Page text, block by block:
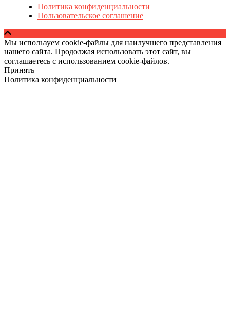
Политика конфиденциальности
Пользовательское соглашение
Мы используем cookie-файлы для наилучшего представления
нашего сайта. Продолжая использовать этот сайт, вы
соглашаетесь с использованием cookie-файлов.
Принять
Политика конфиденциальности